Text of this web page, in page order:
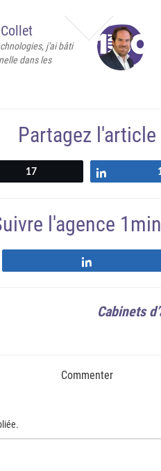
j'ai bâti
dans les
Partagez l'article
17
l'agence
Cabinets
Commenter